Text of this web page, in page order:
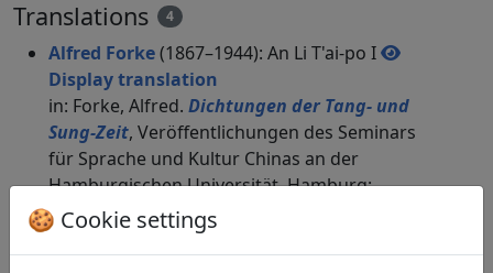
Translations 4
Alfred Forke(1867–1944): An Li T'ai-po I
Display translation
in: Forke, Alfred. Dichtungen der Tang- und
Sung-Zeit, Veröffentlichungen des Seminars
für Sprache und Kultur Chinas an der
Hamburgischen Universität. Hamburg:
Friederichsen, de Gruyter & Co., 1929. p. 65f.
Otto Hauser
(1876–1944): Der Dichter sieht im
🍪 Cookie settings